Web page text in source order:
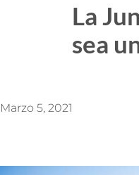
La
sea
Marzo 5, 2021